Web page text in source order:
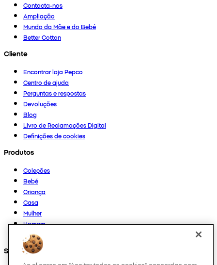
Contacta-nos
Ampliação
Mundo da Mãe e do Bebé
Better Cotton
Cliente
Encontrar loja Pepco
Centro de ajuda
Perguntas e respostas
Devoluções
Blog
Livro de Reclamações Digital
Definições de cookies
Produtos
Coleções
Bebé
Criança
Casa
Mulher
Homem
Outros
Segue-nos em